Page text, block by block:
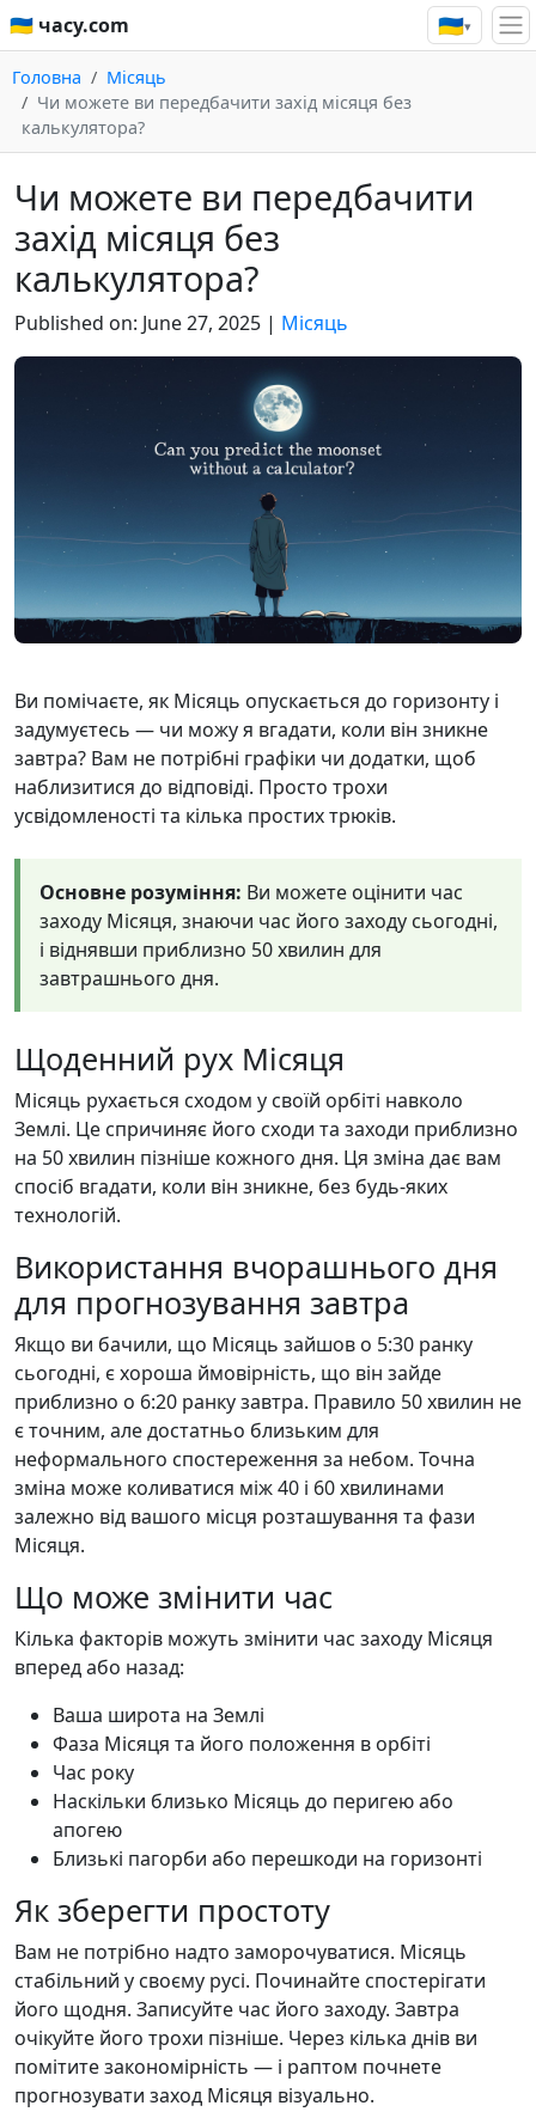
🇺🇦 часу.com 🇺🇦▾
Головна
Місяць
Чи можете ви передбачити захід місяця без
калькулятора?
Чи можете ви передбачити
захід місяця без
калькулятора?
Published on: June 27, 2025 | Місяць
Ви помічаєте, як Місяць опускається до горизонту і
задумуєтесь — чи можу я вгадати, коли він зникне
завтра? Вам не потрібні графіки чи додатки, щоб
наблизитися до відповіді. Просто трохи
усвідомленості та кілька простих трюків.
Основне розуміння: Ви можете оцінити час
заходу Місяця, знаючи час його заходу сьогодні,
і віднявши приблизно 50 хвилин для
завтрашнього дня.
Щоденний рух Місяця
Місяць рухається сходом у своїй орбіті навколо
Землі. Це спричиняє його сходи та заходи приблизно
на 50 хвилин пізніше кожного дня. Ця зміна дає вам
спосіб вгадати, коли він зникне, без будь-яких
технологій.
Використання вчорашнього дня
для прогнозування завтра
Якщо ви бачили, що Місяць зайшов о 5:30 ранку
сьогодні, є хороша ймовірність, що він зайде
приблизно о 6:20 ранку завтра. Правило 50 хвилин не
є точним, але достатньо близьким для
неформального спостереження за небом. Точна
зміна може коливатися між 40 і 60 хвилинами
залежно від вашого місця розташування та фази
Місяця.
Що може змінити час
Кілька факторів можуть змінити час заходу Місяця
вперед або назад:
Ваша широта на Землі
Фаза Місяця та його положення в орбіті
Час року
Наскільки близько Місяць до перигею або
апогею
Близькі пагорби або перешкоди на горизонті
Як зберегти простоту
Вам не потрібно надто заморочуватися. Місяць
стабільний у своєму русі. Починайте спостерігати
його щодня. Записуйте час його заходу. Завтра
очікуйте його трохи пізніше. Через кілька днів ви
помітите закономірність — і раптом почнете
прогнозувати заход Місяця візуально.